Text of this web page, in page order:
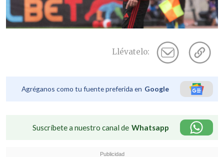
Llévatelo:
Agréganos como tu fuente preferida en Google
Suscríbete a nuestro canal de Whatsapp